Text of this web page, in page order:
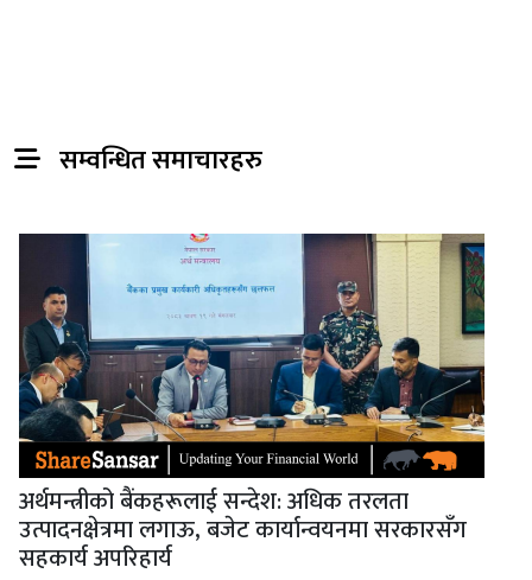
सम्वन्धित समाचारहरु
अर्थमन्त्रीको बैंकहरूलाई सन्देश: अधिक तरलता
उत्पादनक्षेत्रमा लगाऊ, बजेट कार्यान्वयनमा सरकारसँग
सहकार्य अपरिहार्य